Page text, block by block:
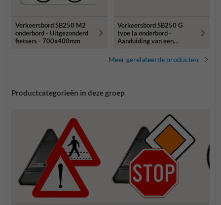
Verkeersbord SB250 M2
onderbord - Uitgezonderd
fietsers - 700x400mm
Verkeersbord SB250 G
type Ia onderbord -
Aanduiding van een
Meer gerelateerde producten
Productcategorieën in deze groep